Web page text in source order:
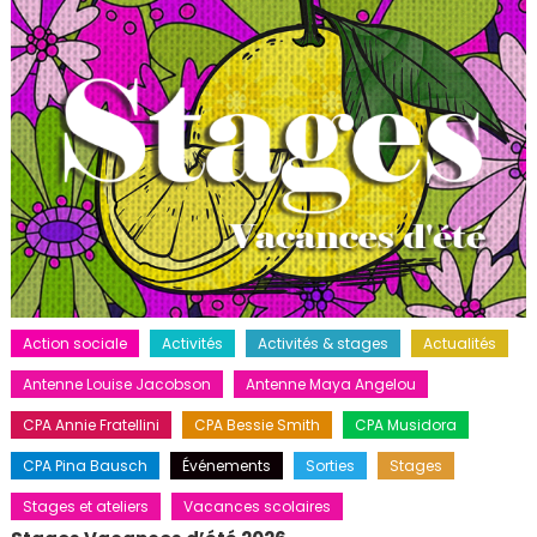
Action sociale Activités Activités & stages
Actualités
Antenne Louise Jacobson
Antenne Maya Angelou
CPA Annie Fratellini
CPA Bessie Smith
CPA Musidora
CPA Pina Bausch
Événements Sorties
Stages
Stages et ateliers
Vacances scolaires